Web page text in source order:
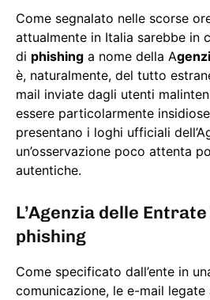
Come segnalato nelle scorse
attualmente in Italia sarebbe in
di phishing a nome della A
è, naturalmente, del tutto
mail inviate dagli utenti
essere particolarmente
presentano i loghi ufficiali
un’osservazione poco attenta
autentiche.
L’Agenzia delle
phishing
Come specificato dall’ente in
comunicazione, le e-mail legate